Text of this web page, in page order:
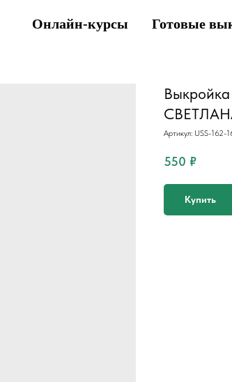
Онлайн-курсы Готовые
Артикул: USS-162-
550 ₽
Купить